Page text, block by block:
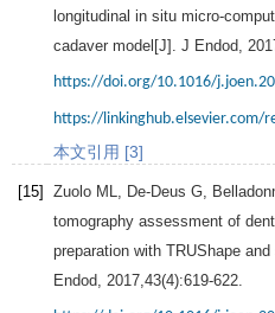
longitudinal in situ micro-
cadaver model[J]. J Endod
https://doi.org/10.1016/
https://linkinghub.elsevier.com/
本文引用 [3]
[15] Zuolo ML De-Deus G
tomography assessment of
preparation with TRUShape
Endod 2017 43(4):619-622.